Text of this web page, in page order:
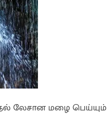
லேசான மழை பெய்யும்